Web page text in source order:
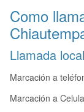
Como
Llamada
Marcación a
Marcación a